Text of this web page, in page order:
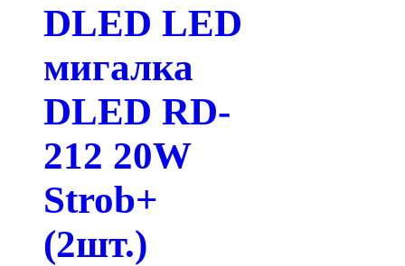
DLED LED
мигалка
DLED RD-
212 20W
Strob+
(2шт.)